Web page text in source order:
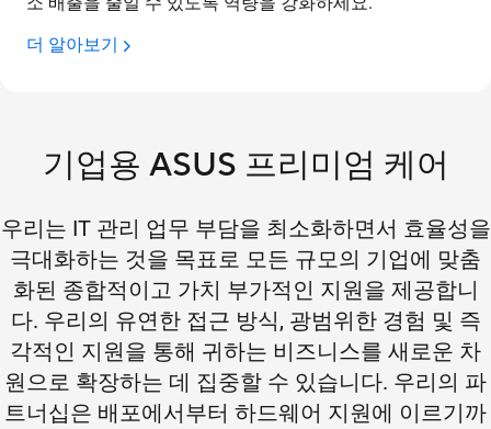
더 알아보기
기업용 ASUS 프리미엄 케어
우리는 IT 관리 업무 부담을 최소화하면서 효율성을
극대화하는 것을 목표로 모든 규모의 기업에 맞춤
화된 종합적이고 가치 부가적인 지원을 제공합니
다. 우리의 유연한 접근 방식, 광범위한 경험 및 즉
각적인 지원을 통해 귀하는 비즈니스를 새로운 차
원으로 확장하는 데 집중할 수 있습니다. 우리의 파
트너십은 배포에서부터 하드웨어 지원에 이르기까